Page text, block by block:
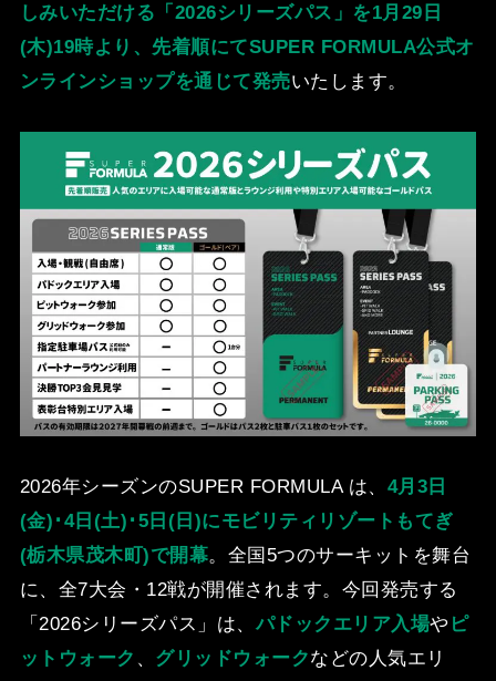
しみいただける 「2026シリーズパス」を1⽉29⽇
(⽊)19時より、先着順にてSUPER FORMULA公式オ
ンラインショップを通じて発売いたします。
2026年シーズンのSUPER FORMULA は、 4⽉3⽇
(⾦)･4⽇(⼟)･5⽇(⽇)にモビリティリゾートもてぎ
(栃⽊県茂⽊町)で開幕。全国5つのサーキットを舞台
に、全7⼤会・12戦が開催されます。今回発売する
「2026シリーズパス」は、 パドックエリア⼊場や ピ
ットウォーク 、 グリッドウォークなどの⼈気エリ